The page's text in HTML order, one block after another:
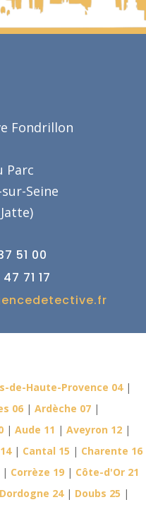
Fondrillon
Parc
Seine
51 00
71 17
de-Haute-Provence 04|
06 | Ardèche 07 |
| Aude 11 | Aveyron 12 |
| Cantal 15 | Charente 16
| Corrèze 19 | Côte-d'Or 21
Dordogne 24| Doubs 25 |